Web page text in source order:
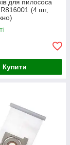
для пилососа
(4 шт,
Купити